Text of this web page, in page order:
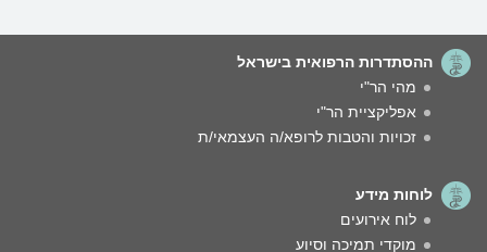
ההסתדרות הרפואית בישראל
מהי הר"י
אפליקציית הר"י
זכויות והטבות לרופא/ה העצמאי/ת
לוחות מידע
לוח אירועים
מוקדי תמיכה וסיוע